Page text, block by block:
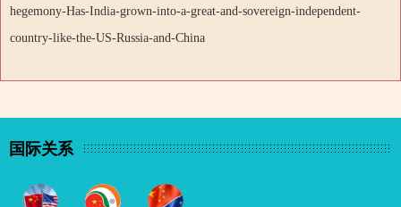
hegemony-Has-India-grown-into-a-great-and-sovereign-independent-
country-like-the-US-Russia-and-China
国际关系